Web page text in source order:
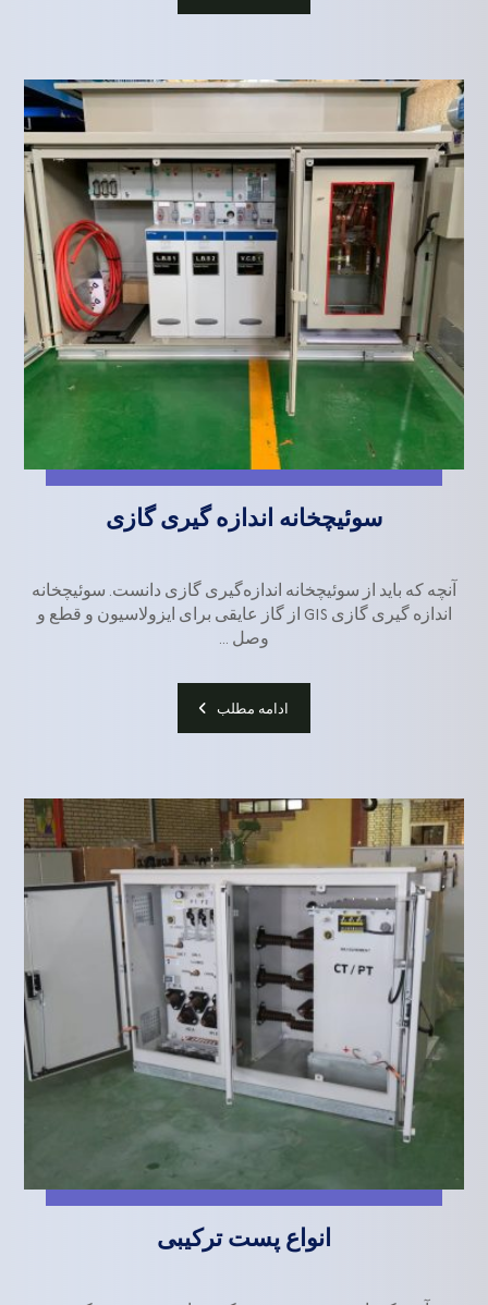
سوئیچخانه اندازه گیری گازی
آنچه که باید از سوئیچخانه اندازه‌گیری گازی دانست. سوئیچخانه
اندازه گیری گازی GIS از گاز عایقی برای ایزولاسیون و قطع و
وصل ...
ادامه مطلب
انواع پست ترکیبی